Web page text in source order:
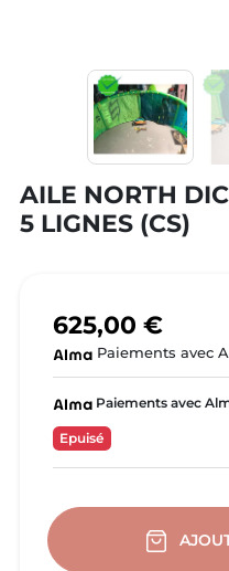
AILE NORTH
5 LIGNES (CS)
625,00 €
Paiements avec
Paiements avec
Epuisé